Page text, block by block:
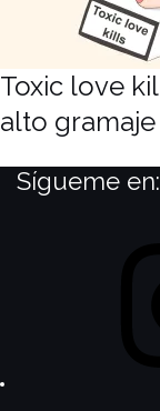
Toxic love
alto gramaje
Sígueme en: